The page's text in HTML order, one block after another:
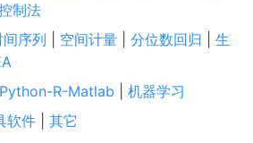
制法
间序列 空间计量| 分位数回归
生
Python-R-Matlab
机器学习
软件| 其它